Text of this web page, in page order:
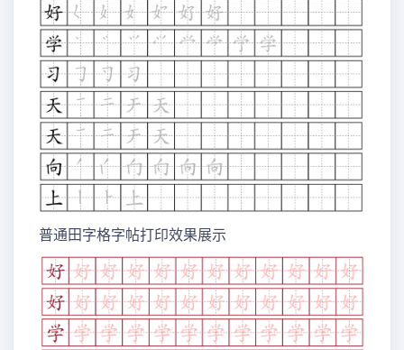
普通田字格字帖打印效果展示